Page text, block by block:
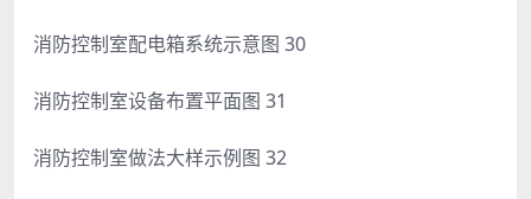
消防控制室配电箱系统示意图 30
消防控制室设备布置平面图 31
消防控制室做法大样示例图 32